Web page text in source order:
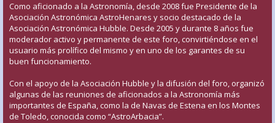
Como aficionado a la Astronomía, desde 2008 fue Presidente de la
Asociación Astronómica AstroHenares y socio destacado de la
Asociación Astronómica Hubble. Desde 2005 y durante 8 años fue
moderador activo y permanente de este foro, convirtiéndose en el
usuario más prolífico del mismo y en uno de los garantes de su
buen funcionamiento.
Con el apoyo de la Asociación Hubble y la difusión del foro, organizó
algunas de las reuniones de aficionados a la Astronomía más
importantes de España, como la de Navas de Estena en los Montes
de Toledo, conocida como “AstroArbacia”.